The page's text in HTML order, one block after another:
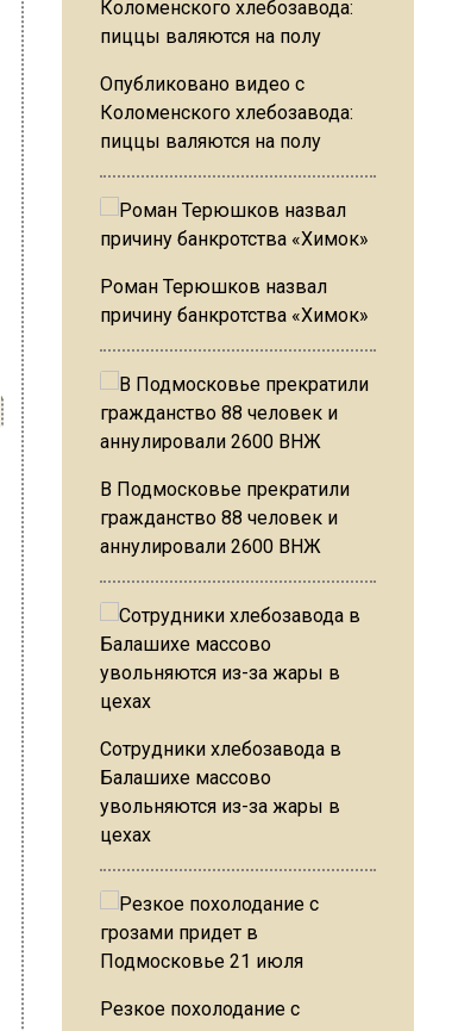
Опубликовано видео с
Коломенского хлебозавода:
пиццы валяются на полу
Роман Терюшков назвал
причину банкротства «Химок»
В Подмосковье прекратили
гражданство 88 человек и
аннулировали 2600 ВНЖ
Сотрудники хлебозавода в
Балашихе массово
увольняются из-за жары в
цехах
Резкое похолодание с